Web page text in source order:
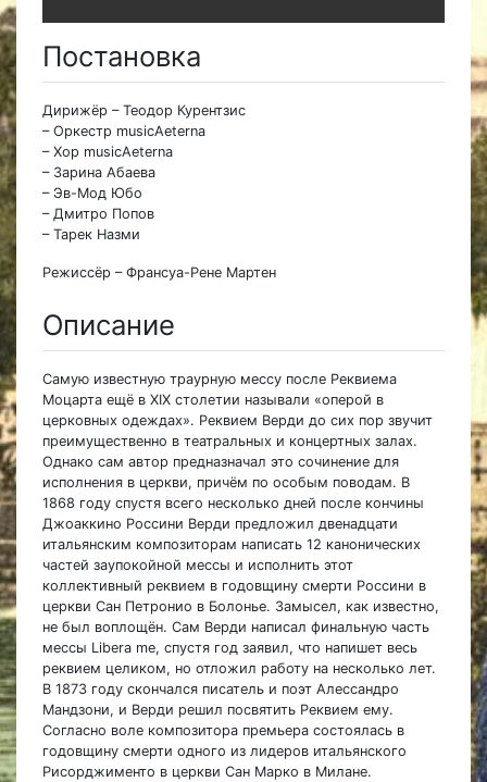
Постановка
Дирижёр – Теодор Курентзис
– Оркестр musicAeterna
– Хор musicAeterna
– Зарина Абаева
– Эв-Мод Юбо
– Дмитро Попов
– Тарек Назми
Режиссёр – Франсуа-Рене Мартен
Описание
Самую известную траурную мессу после Реквиема
Моцарта ещё в XIX столетии называли «оперой в
церковных одеждах». Реквием Верди до сих пор звучит
преимущественно в театральных и концертных залах.
Однако сам автор предназначал это сочинение для
исполнения в церкви, причём по особым поводам. В
1868 году спустя всего несколько дней после кончины
Джоаккино Россини Верди предложил двенадцати
итальянским композиторам написать 12 канонических
частей заупокойной мессы и исполнить этот
коллективный реквием в годовщину смерти Россини в
церкви Сан Петронио в Болонье. Замысел, как известно,
не был воплощён. Сам Верди написал финальную часть
мессы Libera me, спустя год заявил, что напишет весь
реквием целиком, но отложил работу на несколько лет.
В 1873 году скончался писатель и поэт Алессандро
Мандзони, и Верди решил посвятить Реквием ему.
Согласно воле композитора премьера состоялась в
годовщину смерти одного из лидеров итальянского
Рисорджименто в церкви Сан Марко в Милане.